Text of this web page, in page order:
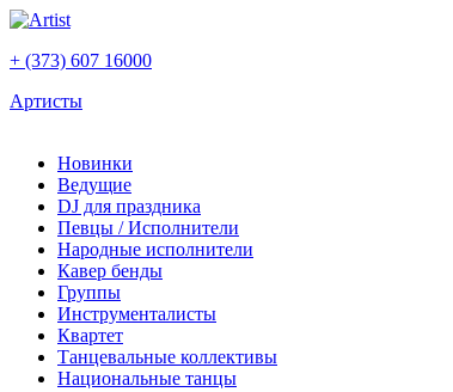
+ (373) 607 16000
Артисты
Новинки
Ведущие
DJ для праздника
Певцы / Исполнители
Народные исполнители
Кавер бенды
Группы
Инструменталисты
Квартет
Танцевальные коллективы
Национальные танцы